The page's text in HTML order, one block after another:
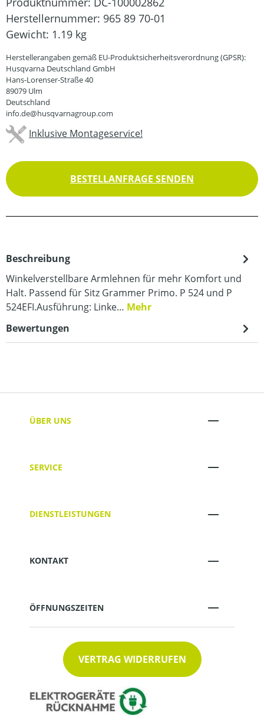
Herstellernummer: 965 89 70-01
Gewicht: 1.19 kg
Herstellerangaben gemäß EU-Produktsicherheitsverordnung (GPSR):
Husqvarna Deutschland GmbH
Hans-Lorenser-Straße 40
89079 Ulm
Deutschland
info.de@husqvarnagroup.com
Inklusive Montageservice!
BESTELLANFRAGE SENDEN
Beschreibung
Winkelverstellbare Armlehnen für mehr Komfort und
Halt. Passend für Sitz Grammer Primo. P 524 und P
524EFI.Ausführung: Linke… Mehr
Bewertungen
ÜBER UNS
SERVICE
DIENSTLEISTUNGEN
KONTAKT
ÖFFNUNGSZEITEN
VERTRAG WIDERRUFEN